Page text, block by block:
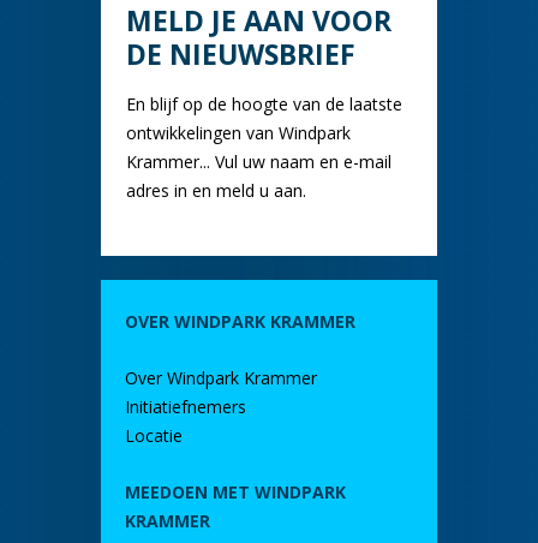
MELD JE AAN VOOR
DE NIEUWSBRIEF
En blijf op de hoogte van de laatste
ontwikkelingen van Windpark
Krammer... Vul uw naam en e-mail
adres in en meld u aan.
OVER WINDPARK KRAMMER
Over Windpark Krammer
Initiatiefnemers
Locatie
MEEDOEN MET WINDPARK
KRAMMER